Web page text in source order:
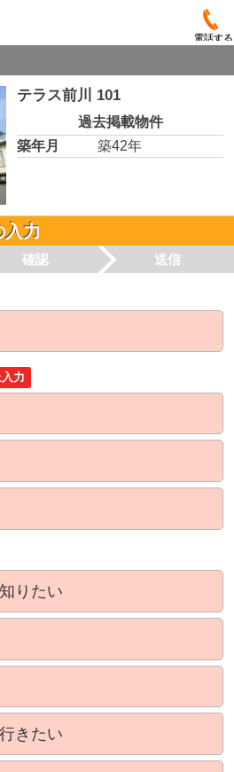
電話する
テラス前川 101
過去掲載物件
築年月
築42年
力
確認 送信
力
りたい
きたい